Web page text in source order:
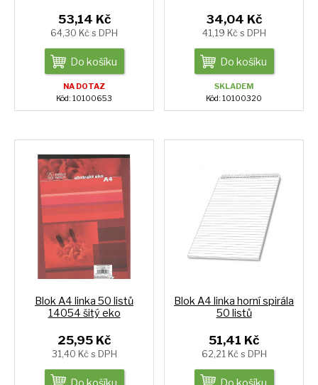
53,14 Kč
64,30 Kč s DPH
Do košíku
NA DOTAZ
Kód: 10100653
34,04 Kč
41,19 Kč s DPH
Do košíku
SKLADEM
Kód: 10100320
Blok A4 linka 50 listů
14054 šitý eko
25,95 Kč
31,40 Kč s DPH
Blok A4 linka horní spirála
50 listů
51,41 Kč
62,21 Kč s DPH